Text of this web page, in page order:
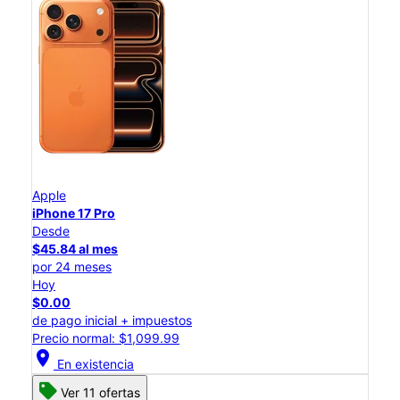
Apple
iPhone 17 Pro
Desde
$45.84 al mes
por 24 meses
Hoy
$0.00
de pago inicial + impuestos
Precio normal: $1,099.99
location_on En existencia
Ver 11 ofertas